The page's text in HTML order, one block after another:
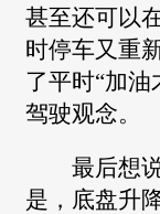
甚至还可以
时停车又重
了平时“加油
驾驶观念。
最后想说
是， 底盘升